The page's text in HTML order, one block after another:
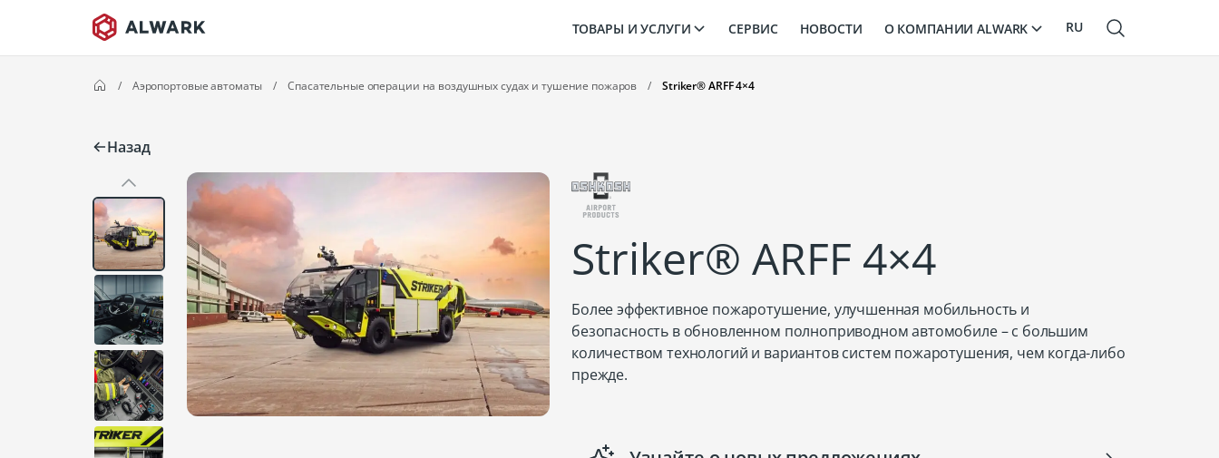
ТОВАРЫ И УСЛУГИ СЕРВИС НОВОСТИ О КОМПАНИИ ALWARK RU
/ Aэропортовые автоматы / Спасательные операции на воздушных судах и тушение пожаров / Striker® ARFF 4×4
Назад
Striker® ARFF 4×4
Более эффективное пожаротушение, улучшенная мобильность и
безопасность в обновленном полноприводном автомобиле – с большим
количеством технологий и вариантов систем пожаротушения, чем когда-либо
прежде.